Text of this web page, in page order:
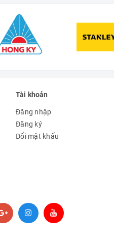
Tài khoản
Đăng nhập
Đăng ký
Đổi mật khẩu